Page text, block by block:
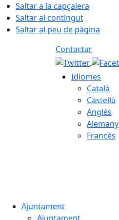
Saltar a la capçalera
Saltar al contingut
Saltar al peu de pàgina
Contactar
Idiomes
Català
Castellà
Anglès
Alemany
Francès
Ajuntament